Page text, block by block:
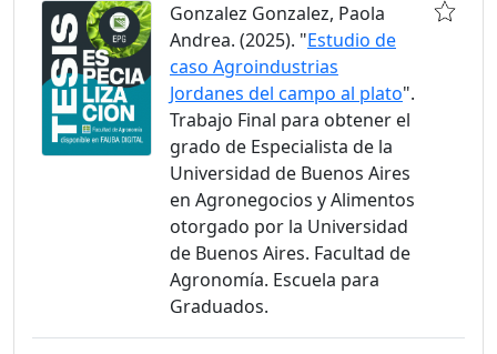
Gonzalez Gonzalez, Paola
Andrea. (2025). "Estudio de
caso Agroindustrias
Jordanes del campo al plato".
Trabajo Final para obtener el
grado de Especialista de la
Universidad de Buenos Aires
en Agronegocios y Alimentos
otorgado por la Universidad
de Buenos Aires. Facultad de
Agronomía. Escuela para
Graduados.